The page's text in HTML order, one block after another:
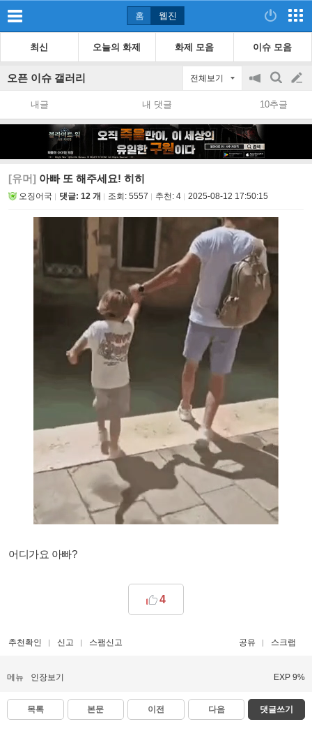
홈 웹진
최신 오늘의 화제 화제 모음 이슈 모음
오픈 이슈 갤러리 전체보기
공
지
on/off
검
색
글
쓰
내글 내 댓글 10추글
[유머] 아빠 또 해주세요! 히히
오징어국 댓글: 12 개 조회: 5557 추천: 4 2025-08-12 17:50:15
어디가요 아빠?
4
추천확인 신고 스팸신고 공유 스크랩
메뉴 인장보기 EXP 9%
목록 본문 이전 다음 댓글쓰기